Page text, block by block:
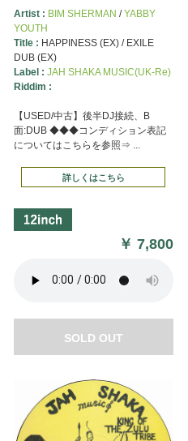
Artist : BIM SHERMAN /YABBY
YOUTH
Title : HAPPINESS (EX) / EXILE
DUB (EX)
Label : JAH SHAKA MUSIC(UK-Re)
Riddim :
【USED/中古】後半DJ接続、B
面:DUB ◆◆◆コンディション表記
についてはこちらを参照⇒ ...
詳しくはこちら
￥7,800
SOLD OUT